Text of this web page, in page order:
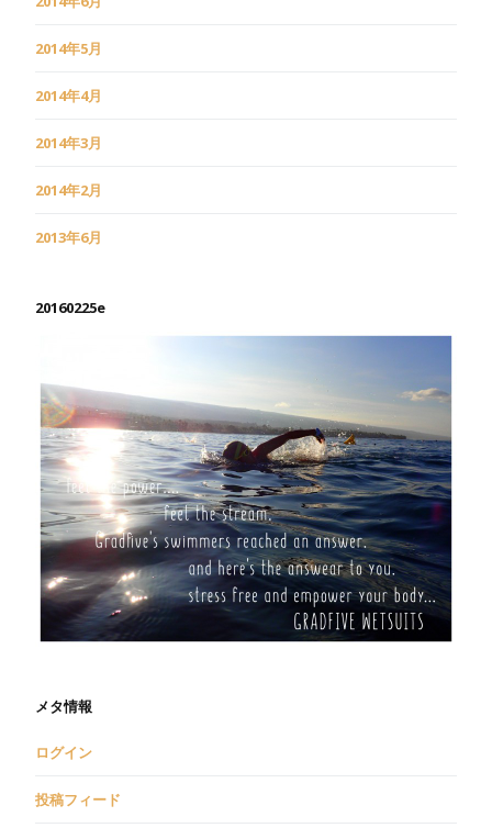
2014年5月
2014年4月
2014年3月
2014年2月
2013年6月
20160225e
メタ情報
ログイン
投稿フィード